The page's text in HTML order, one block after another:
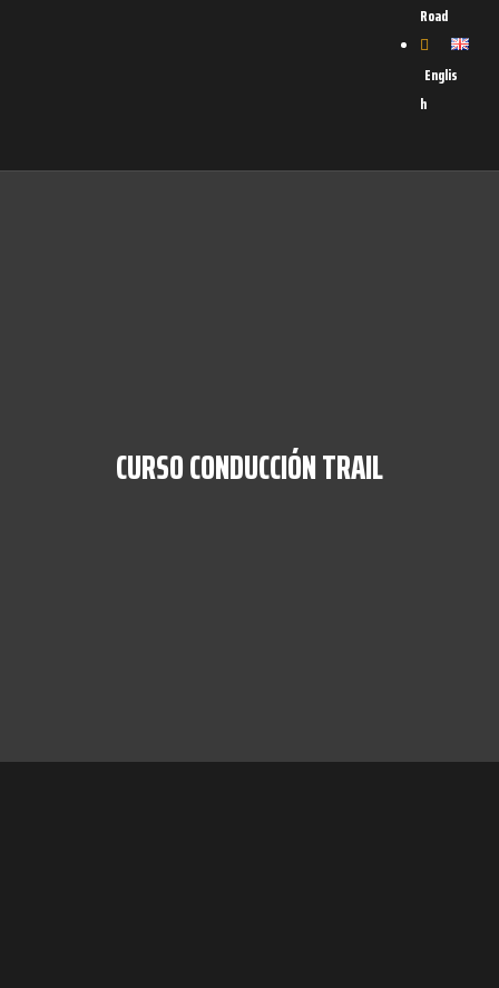
Road
Englis
h
CURSO CONDUCCIÓN TRAIL